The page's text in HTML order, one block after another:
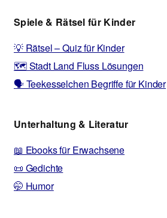
Spiele & Rätsel für Kinder
💡 Rätsel – Quiz für Kinder
🗺️ Stadt Land Fluss Lösungen
🗣️ Teekesselchen Begriffe für Kinder
Unterhaltung & Literatur
📖 Ebooks für Erwachsene
📜 Gedichte
🤭 Humor